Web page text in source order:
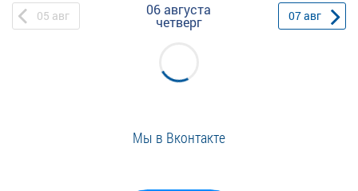
05 авг 06 августа
четверг 07авг
Мы в Вконтакте